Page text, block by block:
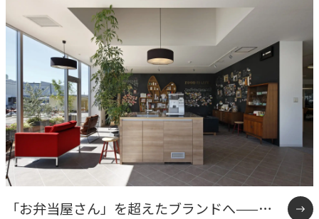
独自のフレームワークとソリューションで、お客様の課題
解決を支援します。
オリジナルフレームワーク
独自の問題解決手法
LHソリューション
幅広い解決手段
「お弁当屋さん」を超えたブランドへ——オ